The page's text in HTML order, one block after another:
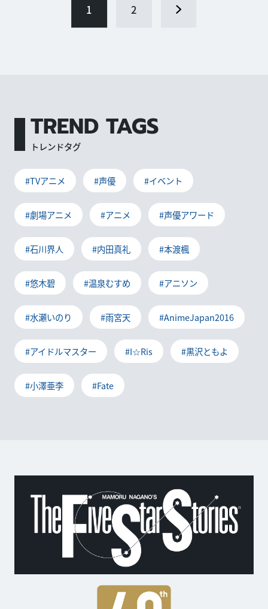
1 2
TREND TAGS
トレンドタグ
#TVアニメ #声優 #イベント
#劇場アニメ #アニメ #声優アワード
#石川界人 #内田真礼 #本渡楓
#悠木碧 #温泉むすめ #アニソン
#水瀬いのり #雨宮天 #AnimeJapan2016
#アイドルマスター #I☆Ris #黒沢ともよ
#小澤亜李 #Fate